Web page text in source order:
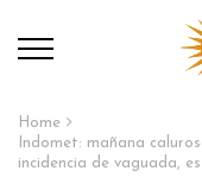
Home
Indomet: mañana
incidencia de vaguada,